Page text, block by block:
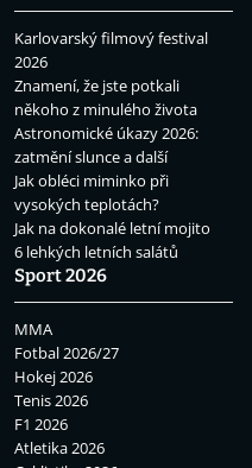
Karlovarský filmový festival
2026
Znamení, že jste potkali
někoho z minulého života
Astronomické úkazy 2026:
zatmění slunce a další
Jak obléci miminko při
vysokých teplotách?
Jak na dokonalé letní mojito
6 lehkých letních salátů
Sport 2026
MMA
Fotbal 2026/27
Hokej 2026
Tenis 2026
F1 2026
Atletika 2026